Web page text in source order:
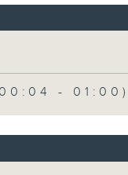
00:04 - 01:00)